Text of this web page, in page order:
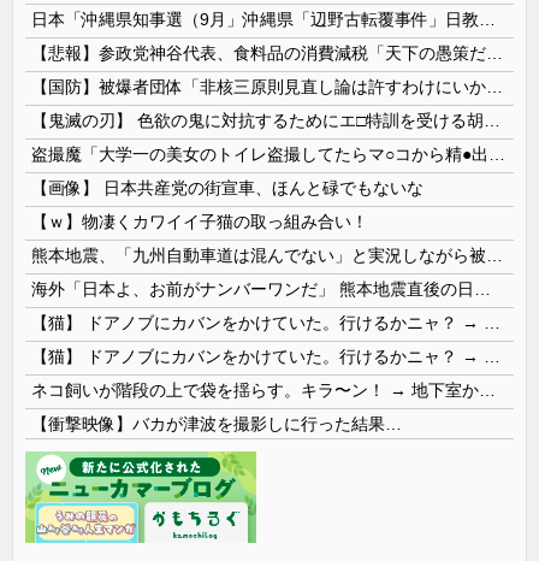
【画像】 日本共産党の街宣車、ほんと碌でもないな
【ｗ】物凄くカワイイ子猫の取っ組み合い！
【衝撃映像】バカが津波を撮影しに行った結果…